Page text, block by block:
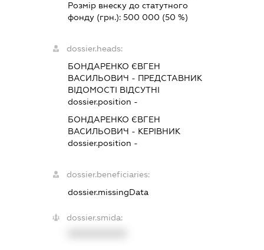
Розмір внеску до статутного
фонду (грн.):500 000 (50 %)
dossier.heads:
БОНДАРЕНКО ЄВГЕН
ВАСИЛЬОВИЧ - ПРЕДСТАВНИК
ВІДОМОСТІ ВІДСУТНІ
dossier.position -
БОНДАРЕНКО ЄВГЕН
ВАСИЛЬОВИЧ - КЕРІВНИК
dossier.position -
dossier.beneficiaries:
dossier.missingData
dossier.smida: